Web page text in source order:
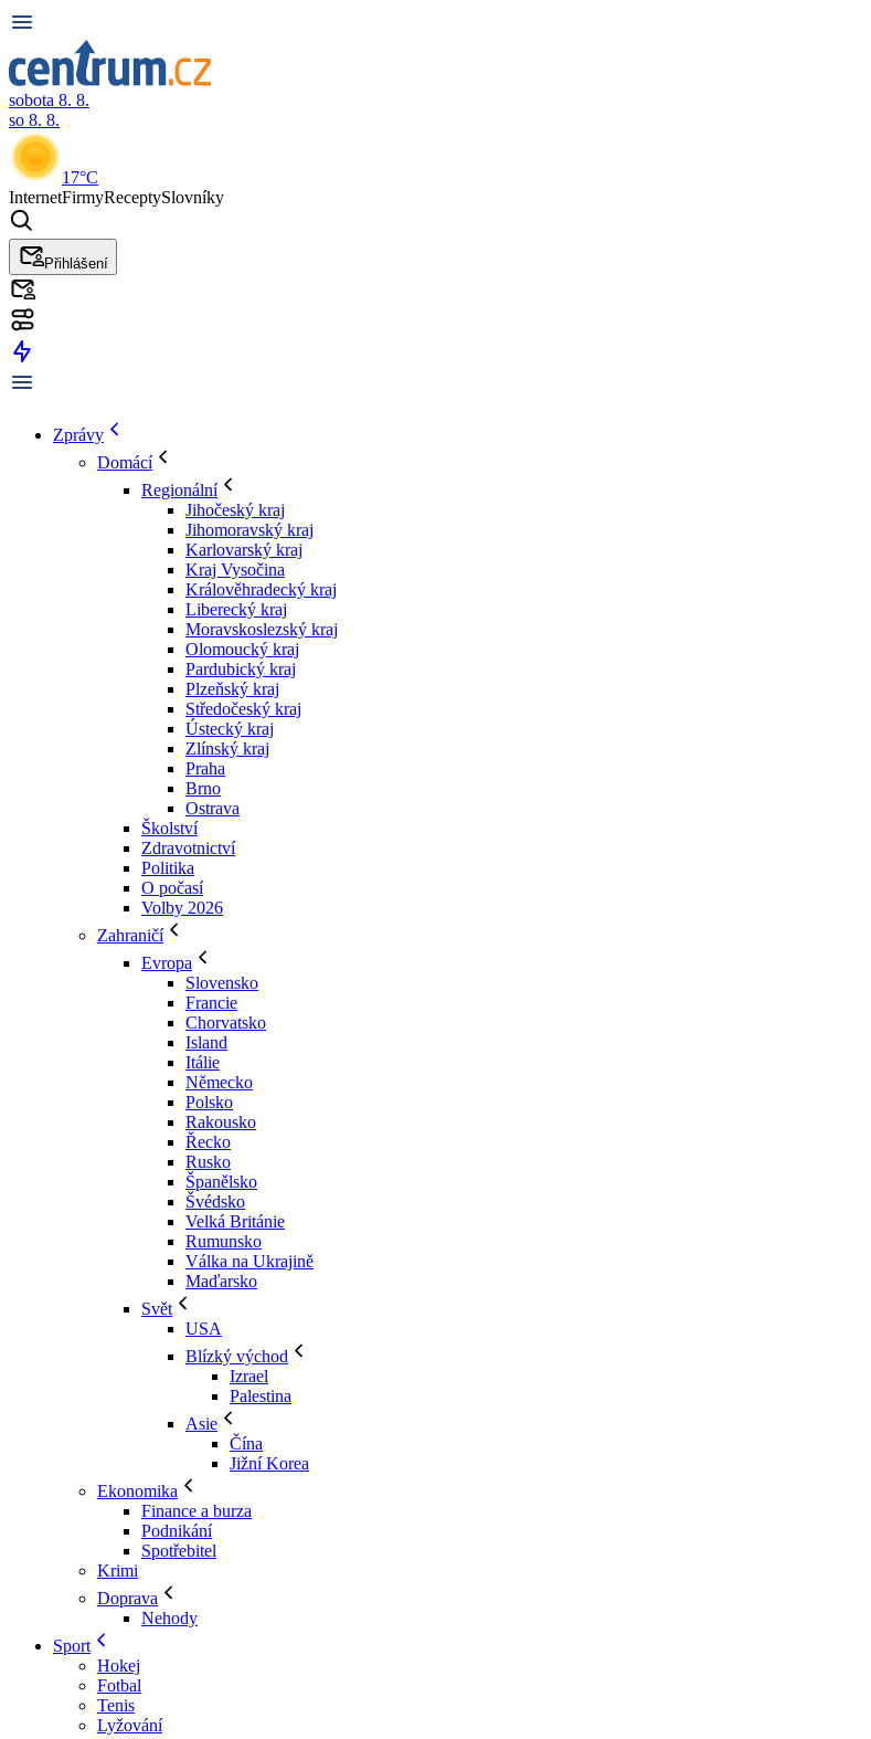
sobota 8. 8.
so 8. 8.
17°C
InternetFirmyReceptySlovníky
Přihlášení
Zprávy
Domácí
Regionální
Jihočeský kraj
Jihomoravský kraj
Karlovarský kraj
Kraj Vysočina
Králověhradecký kraj
Liberecký kraj
Moravskoslezský kraj
Olomoucký kraj
Pardubický kraj
Plzeňský kraj
Středočeský kraj
Ústecký kraj
Zlínský kraj
Praha
Brno
Ostrava
Školství
Zdravotnictví
Politika
O počasí
Volby 2026
Zahraničí
Evropa
Slovensko
Francie
Chorvatsko
Island
Itálie
Německo
Polsko
Rakousko
Řecko
Rusko
Španělsko
Švédsko
Velká Británie
Rumunsko
Válka na Ukrajině
Maďarsko
Svět
USA
Blízký východ
Izrael
Palestina
Asie
Čína
Jižní Korea
Ekonomika
Finance a burza
Podnikání
Spotřebitel
Krimi
Doprava
Nehody
Sport
Hokej
Fotbal
Tenis
Lyžování